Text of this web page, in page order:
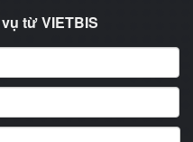
từ VIETBIS